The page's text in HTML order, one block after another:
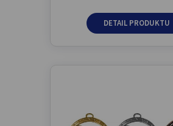
DETAIL PRODUKTU